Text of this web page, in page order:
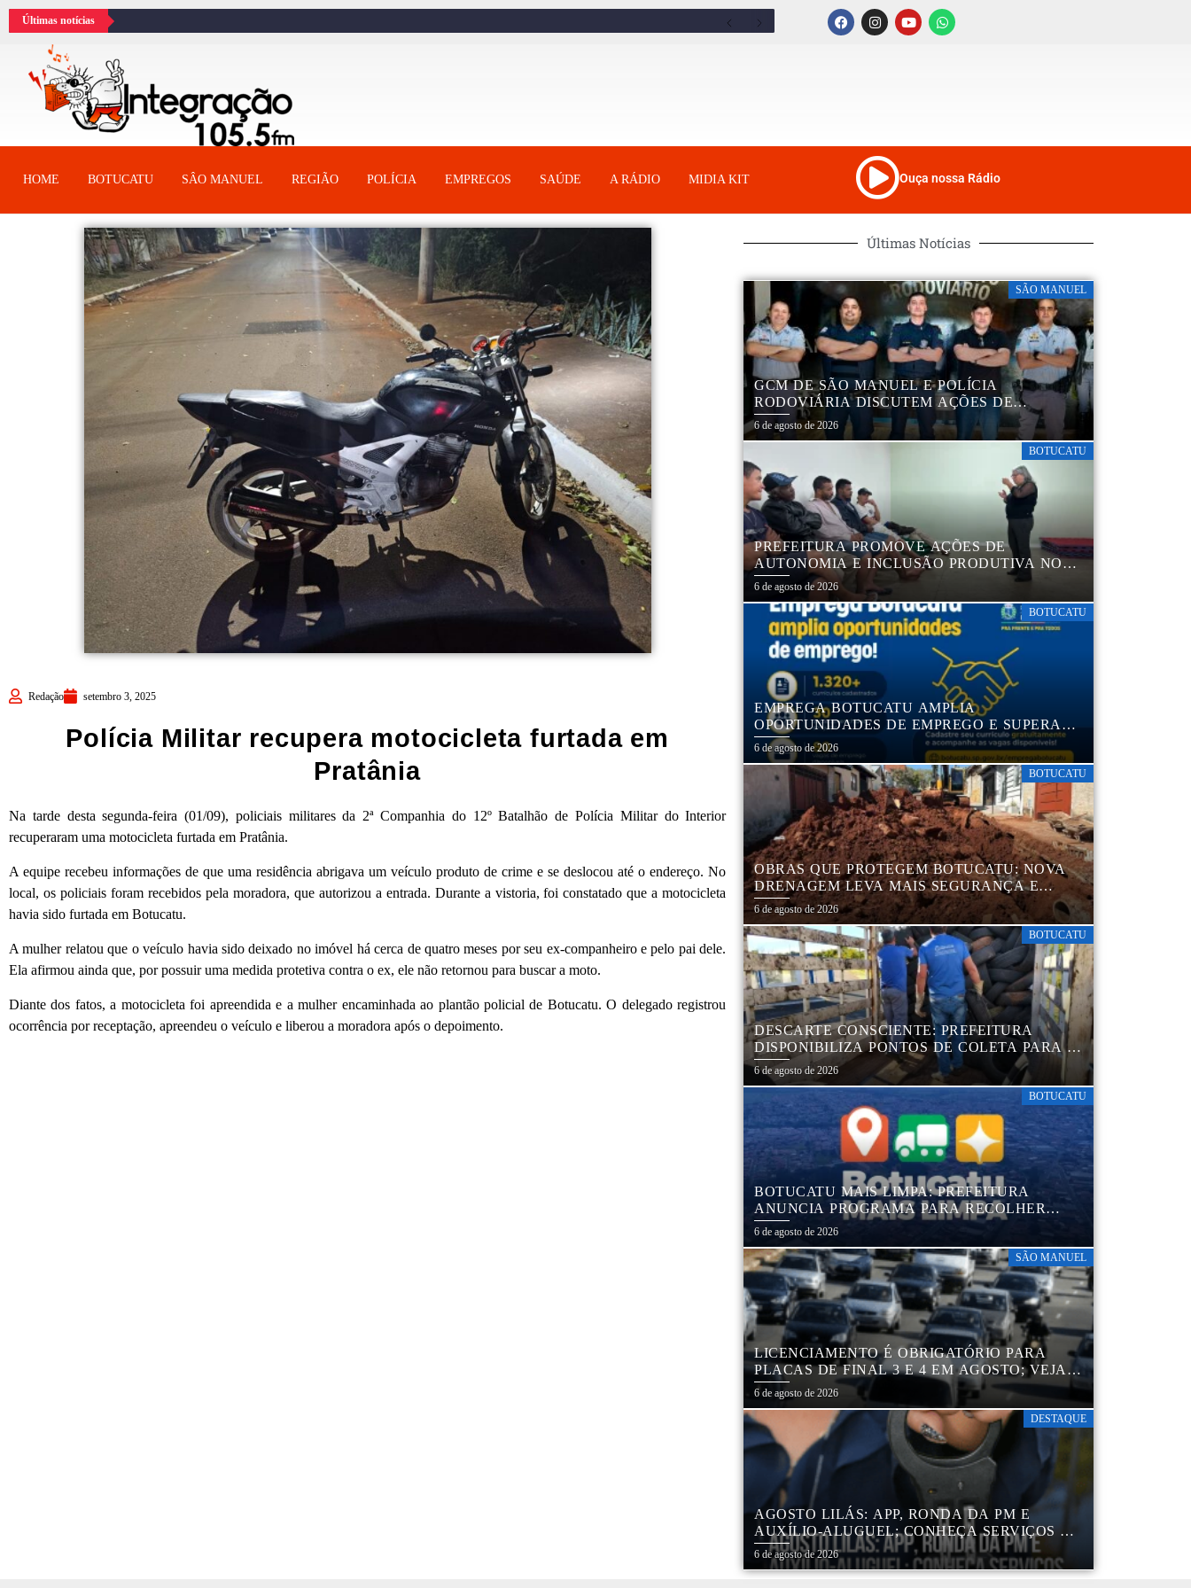
Últimas notícias
HOME BOTUCATU SÂO MANUEL REGIÃO POLÍCIA EMPREGOS SAÚDE A RÁDIO MIDIA KIT Ouça nossa Rádio
Redação setembro 3, 2025
Polícia Militar recupera motocicleta furtada em
Pratânia
Na tarde desta segunda-feira (01/09), policiais militares da 2ª Companhia do 12º Batalhão de Polícia Militar do Interior
recuperaram uma motocicleta furtada em Pratânia.
A equipe recebeu informações de que uma residência abrigava um veículo produto de crime e se deslocou até o endereço. No
local, os policiais foram recebidos pela moradora, que autorizou a entrada. Durante a vistoria, foi constatado que a motocicleta
havia sido furtada em Botucatu.
A mulher relatou que o veículo havia sido deixado no imóvel há cerca de quatro meses por seu ex-companheiro e pelo pai dele.
Ela afirmou ainda que, por possuir uma medida protetiva contra o ex, ele não retornou para buscar a moto.
Diante dos fatos, a motocicleta foi apreendida e a mulher encaminhada ao plantão policial de Botucatu. O delegado registrou
ocorrência por receptação, apreendeu o veículo e liberou a moradora após o depoimento.
Últimas Notícias
SÃO MANUEL
GCM DE SÃO MANUEL E POLÍCIA
RODOVIÁRIA DISCUTEM AÇÕES DE
EDUCAÇÃO E SEGURANÇA NO TRÂNSITO
6 de agosto de 2026
BOTUCATU
PREFEITURA PROMOVE AÇÕES DE
AUTONOMIA E INCLUSÃO PRODUTIVA NO
CENTRO POP VIDA
6 de agosto de 2026
BOTUCATU
EMPREGA BOTUCATU AMPLIA
OPORTUNIDADES DE EMPREGO E SUPERA
1,3 MIL CURRÍCULOS CADASTRADOS
6 de agosto de 2026
BOTUCATU
OBRAS QUE PROTEGEM BOTUCATU: NOVA
DRENAGEM LEVA MAIS SEGURANÇA E
TRANQUILIDADE AOS MORADORES DA
COHAB 5
6 de agosto de 2026
BOTUCATU
DESCARTE CONSCIENTE: PREFEITURA
DISPONIBILIZA PONTOS DE COLETA PARA O
DESCARTE AMBIENTALMENTE CORRETO DE
PNEUS, GARANTINDO DESTINAÇÃO
ADEQUADA E PRESERVAÇÃO AMBIENTAL
6 de agosto de 2026
BOTUCATU
BOTUCATU MAIS LIMPA: PREFEITURA
ANUNCIA PROGRAMA PARA RECOLHER
MÓVEIS, PNEUS, COLCHÕES E OUTROS
MATERIAIS SEM USO
6 de agosto de 2026
SÃO MANUEL
LICENCIAMENTO É OBRIGATÓRIO PARA
PLACAS DE FINAL 3 E 4 EM AGOSTO; VEJA
CALENDÁRIO
6 de agosto de 2026
DESTAQUE
AGOSTO LILÁS: APP, RONDA DA PM E
AUXÍLIO-ALUGUEL; CONHEÇA SERVIÇOS DA
REDE DE PROTEÇÃO ÀS MULHERES NO
ESTADO DE SP
6 de agosto de 2026